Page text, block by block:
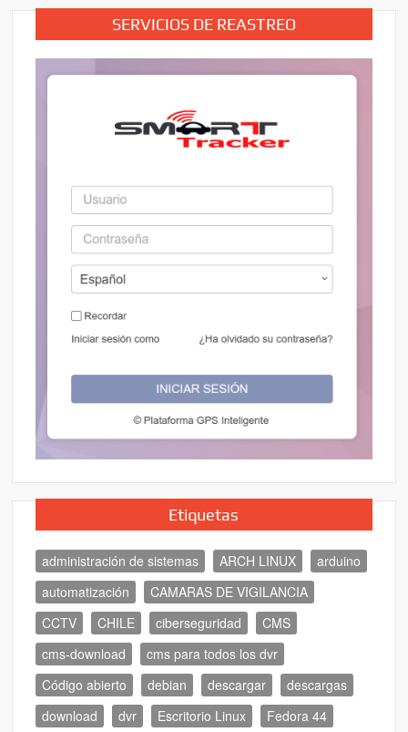
SERVICIOS DE REASTREO
Etiquetas
administración de sistemas ARCH LINUX
arduino
automatización
CAMARAS DE VIGILANCIA
CCTV
CHILE ciberseguridad
CMS
cms-download
cms para todos los dvr
Código abierto
debian descargar
descargas
download
dvr Escritorio Linux Fedora 44